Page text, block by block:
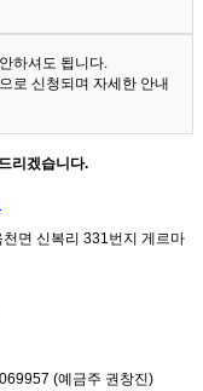
하셔도 됩니다.
로 신청되며 자세한 안내
리겠습니다.
천면 신복리 331번지 게르마
(예금주 권창진)